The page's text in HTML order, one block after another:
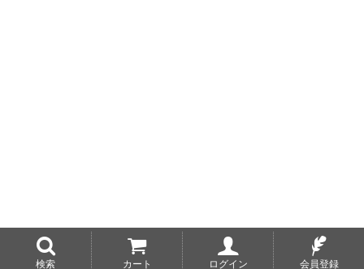
検索 カート ログイン 会員登録